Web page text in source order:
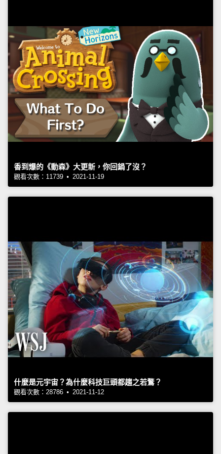
香到爆的《動森》大更新，你回鍋了沒？
觀看次數：11739 • 2021-11-19
什麼是元宇宙？為什麼科技巨頭都趨之若鶩？
觀看次數：28786 • 2021-11-12